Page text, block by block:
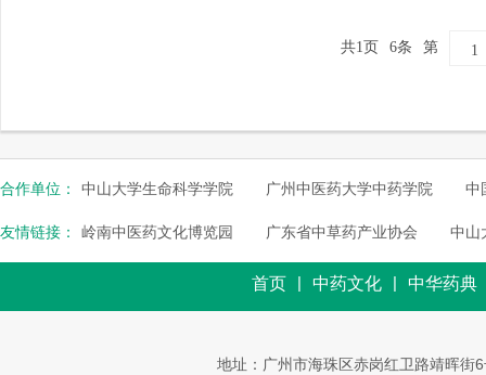
共1页 6条 第
合作单位： 中山大学生命科学学院 广州中医药大学中药学院 中
友情链接： 岭南中医药文化博览园 广东省中草药产业协会 中山
首页 | 中药文化 | 中华药典
地址：广州市海珠区赤岗红卫路靖晖街